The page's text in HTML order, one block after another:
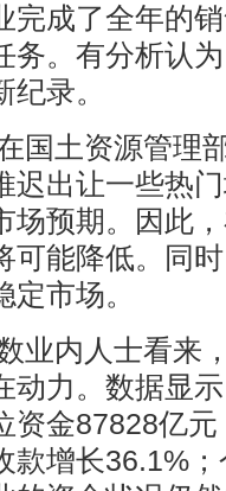
完成了全年的
务。有分析认
录。
国土资源管理
迟出让一些热
场预期。因此
可能降低。同
市场。
业内人士看来
动力。数据显
资金87828亿
款增长36.1%